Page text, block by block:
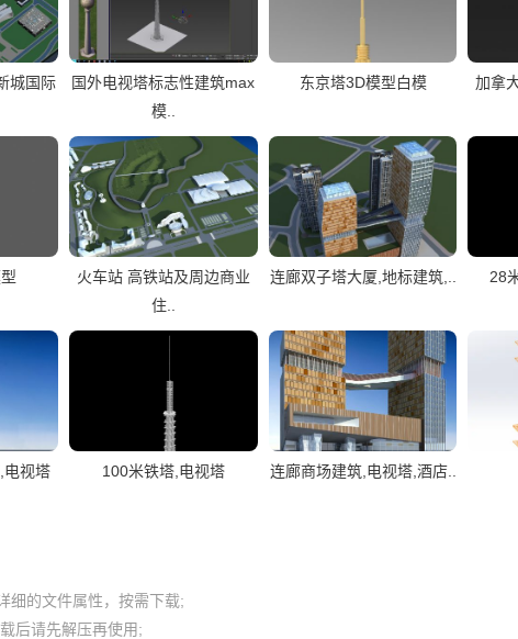
城国际
国外电视塔标志性建筑max
模..
东京塔3D模型白模 加拿
火车站 高铁站及周边商业
住..
连廊双子塔大厦,地标建筑,.. 28
电视塔
100米铁塔,电视塔 连廊商场建筑,电视塔,酒店..
细的文件属性，按需下载;
后请先解压再使用;